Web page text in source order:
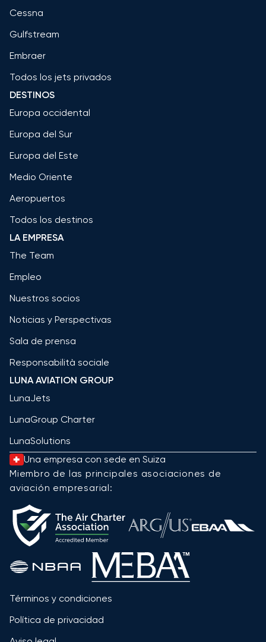
Cessna
Gulfstream
Embraer
Todos los jets privados
DESTINOS
Europa occidental
Europa del Sur
Europa del Este
Medio Oriente
Aeropuertos
Todos los destinos
LA EMPRESA
The Team
Empleo
Nuestros socios
Noticias y Perspectivas
Sala de prensa
Responsabilità sociale
LUNA AVIATION GROUP
LunaJets
LunaGroup Charter
LunaSolutions
Una empresa con sede en Suiza
Miembro de las principales asociaciones de
aviación empresarial:
Términos y condiciones
Política de privacidad